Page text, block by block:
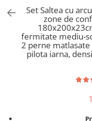
Saltele Memory Pocket
Saltele cu plasa arcuri
Saltele cu spuma
Saltele cu spuma
Saltele cu spuma
Scaune pentru living
Seturi comode living si
Mobila living
Comode living
Scaune birou copii
Scaune resigilate
Scaune gradinita
Scaune conferinta
Set Saltea cu
zone de
fermitate mediu-
2 perne
pilota iarna,